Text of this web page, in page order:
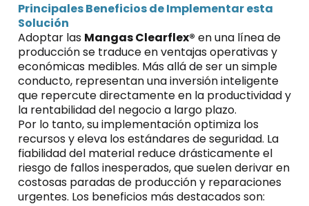
Principales Beneficios de Implementar esta
Solución
Adoptar las Mangas Clearflex® en una línea de
producción se traduce en ventajas operativas y
económicas medibles. Más allá de ser un simple
conducto, representan una inversión inteligente
que repercute directamente en la productividad y
la rentabilidad del negocio a largo plazo.
Por lo tanto, su implementación optimiza los
recursos y eleva los estándares de seguridad. La
fiabilidad del material reduce drásticamente el
riesgo de fallos inesperados, que suelen derivar en
costosas paradas de producción y reparaciones
urgentes. Los beneficios más destacados son: